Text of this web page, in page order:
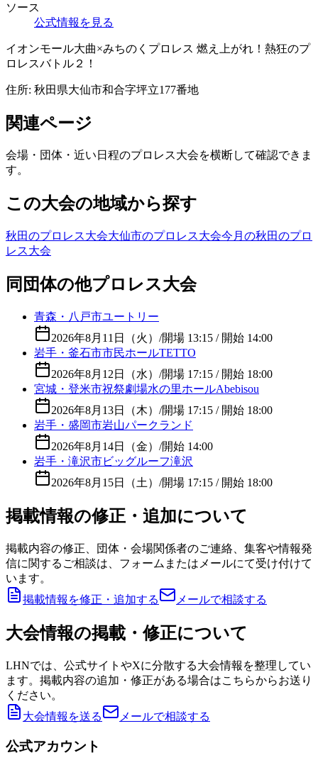
ソース
公式情報を見る
イオンモール大曲×みちのくプロレス 燃え上がれ！熱狂のプ
ロレスバトル２！
住所: 秋田県大仙市和合字坪立177番地
関連ページ
会場・団体・近い日程のプロレス大会を横断して確認できま
す。
この大会の地域から探す
秋田のプロレス大会大仙市のプロレス大会今月の秋田のプロ
レス大会
同団体の他プロレス大会
青森・八戸市ユートリー
2026年8月11日（火） /開場 13:15 / 開始 14:00
岩手・釜石市市民ホールTETTO
2026年8月12日（水） /開場 17:15 / 開始 18:00
宮城・登米市祝祭劇場水の里ホールAbebisou
2026年8月13日（木） /開場 17:15 / 開始 18:00
岩手・盛岡市岩山パークランド
2026年8月14日（金） /開始 14:00
岩手・滝沢市ビッグルーフ滝沢
2026年8月15日（土） /開場 17:15 / 開始 18:00
掲載情報の修正・追加について
掲載内容の修正、団体・会場関係者のご連絡、集客や情報発
信に関するご相談は、フォームまたはメールにて受け付けて
います。
掲載情報を修正・追加する
メールで相談する
大会情報の掲載・修正について
LHNでは、公式サイトやXに分散する大会情報を整理してい
ます。掲載内容の追加・修正がある場合はこちらからお送り
ください。
大会情報を送る
メールで相談する
公式アカウント